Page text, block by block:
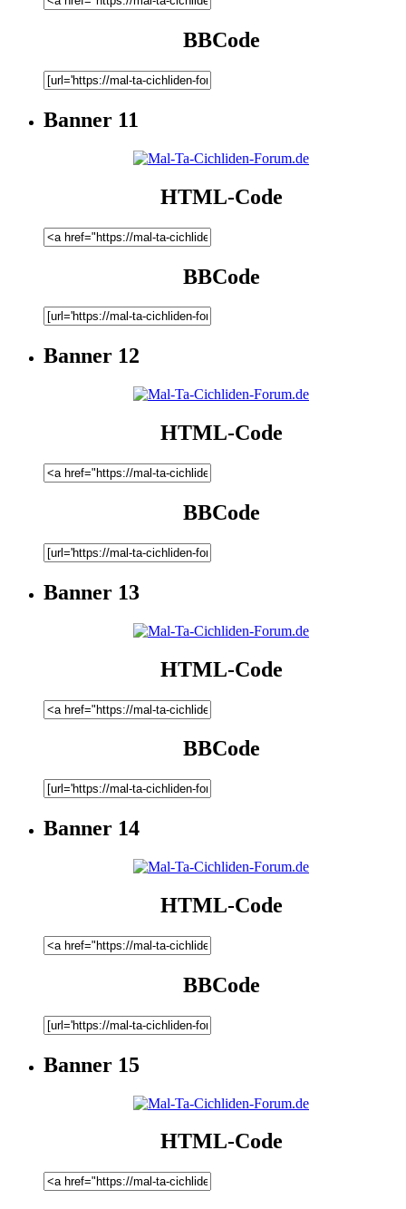
BBCode
Banner 11
HTML-Code
BBCode
Banner 12
HTML-Code
BBCode
Banner 13
HTML-Code
BBCode
Banner 14
HTML-Code
BBCode
Banner 15
HTML-Code